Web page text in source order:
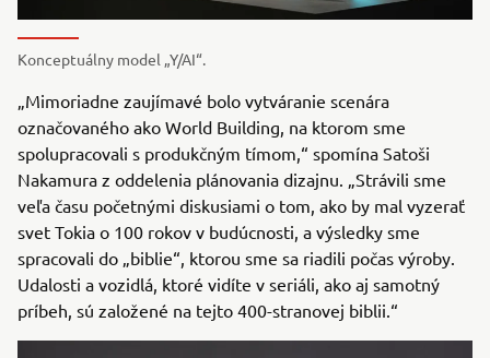
Konceptuálny model „Y/AI“.
„Mimoriadne zaujímavé bolo vytváranie scenára
označovaného ako World Building, na ktorom sme
spolupracovali s produkčným tímom,“ spomína Satoši
Nakamura z oddelenia plánovania dizajnu. „Strávili sme
veľa času početnými diskusiami o tom, ako by mal vyzerať
svet Tokia o 100 rokov v budúcnosti, a výsledky sme
spracovali do „biblie“, ktorou sme sa riadili počas výroby.
Udalosti a vozidlá, ktoré vidíte v seriáli, ako aj samotný
príbeh, sú založené na tejto 400-stranovej biblii.“